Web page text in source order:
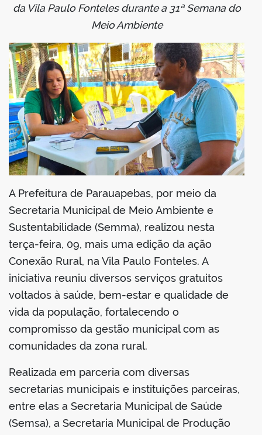
da Vila Paulo Fonteles durante a 31ª Semana do
Meio Ambiente
A Prefeitura de Parauapebas, por meio da
Secretaria Municipal de Meio Ambiente e
Sustentabilidade (Semma), realizou nesta
terça-feira, 09, mais uma edição da ação
Conexão Rural, na Vila Paulo Fonteles. A
iniciativa reuniu diversos serviços gratuitos
voltados à saúde, bem-estar e qualidade de
vida da população, fortalecendo o
compromisso da gestão municipal com as
comunidades da zona rural.
Realizada em parceria com diversas
secretarias municipais e instituições parceiras,
entre elas a Secretaria Municipal de Saúde
(Semsa), a Secretaria Municipal de Produção